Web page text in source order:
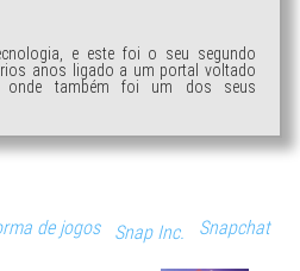
e este foi o seu segundo
anos ligado a um portal voltado
onde também foi um dos seus
de jogos Snap Inc. Snapchat